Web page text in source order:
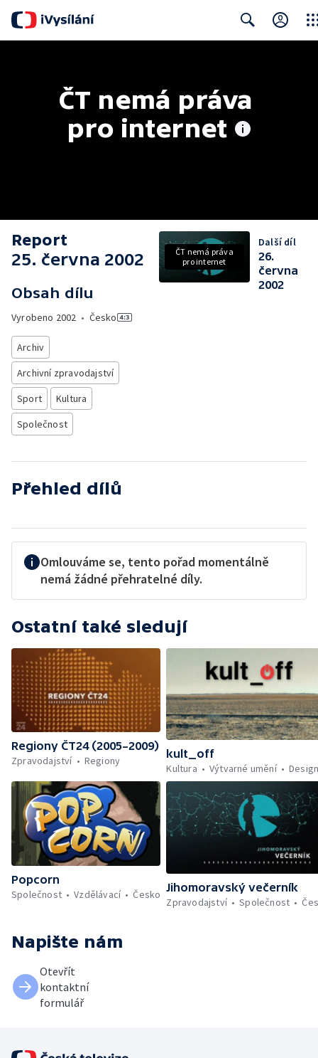
ČT nemá práva
pro internet
Report
25. června 2002
Obsah dílu
Vyrobeno 2002 • Česko
Archiv
Archivní zpravodajství
Sport
Kultura
Společnost
ČT nemá práva
pro internet
Další díl
26.
června
2002
Přehled dílů
Omlouváme se, tento pořad momentálně
nemá žádné přehratelné díly.
Ostatní také sledují
Regiony ČT24 (2005–2009)
Zpravodajství
Regiony
kult_off
Kultura
Výtvarné umění
Popcorn
Společnost
Vzdělávací Česko
Jihomoravský večerník
Zpravodajství
Společnost
Napište nám
Otevřít
kontaktní
formulář